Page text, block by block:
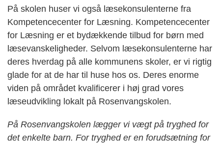
På skolen huser vi også læsekonsulenterne fra
Kompetencecenter for Læsning. Kompetencecenter
for Læsning er et bydækkende tilbud for børn med
læsevanskeligheder. Selvom læsekonsulenterne har
deres hverdag på alle kommunens skoler, er vi rigtig
glade for at de har til huse hos os. Deres enorme
viden på området kvalificerer i høj grad vores
læseudvikling lokalt på Rosenvangskolen.
På Rosenvangskolen lægger vi vægt på tryghed for
det enkelte barn. For tryghed er en forudsætning for